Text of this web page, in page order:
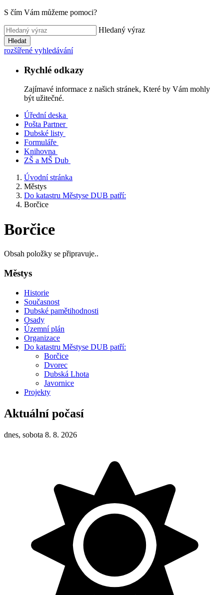
S čím Vám můžeme pomoci?
Hledaný výraz
Hledat
rozšířené vyhledávání
Rychlé odkazy
Zajímavé informace z našich stránek, Které by Vám mohly
být užitečné.
Úřední deska
Pošta Partner
Dubské listy
Formuláře
Knihovna
ZŠ a MŠ Dub
Úvodní stránka
Městys
Do katastru Městyse DUB patří:
Borčice
Borčice
Obsah položky se připravuje..
Městys
Historie
Současnost
Dubské pamětihodnosti
Osady
Územní plán
Organizace
Do katastru Městyse DUB patří:
Borčice
Dvorec
Dubská Lhota
Javornice
Projekty
Aktuální počasí
dnes, sobota 8. 8. 2026